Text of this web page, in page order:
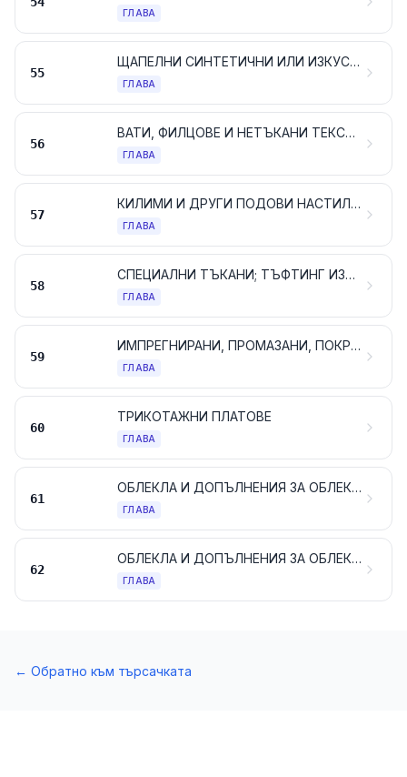
ГЛАВА
55
ЩАПЕЛНИ СИНТЕТИЧНИ ИЛИ ИЗКУСТВЕНИ ВЛАКНА
ГЛАВА
56
ВАТИ, ФИЛЦОВЕ И НЕТЪКАНИ ТЕКСТИЛНИ МАТЕРИАЛИ; СПЕЦИАЛНИ ПРЕЖДИ; КАНАПИ, ВЪЖЕТА И ДЕБЕЛИ ВЪЖЕТА; АРТИКУЛИ НА ВЪЖАРСТВОТО
ГЛАВА
57
КИЛИМИ И ДРУГИ ПОДОВИ НАСТИЛКИ ОТ ТЕКСТИЛНИ МАТЕРИАЛИ
ГЛАВА
58
СПЕЦИАЛНИ ТЪКАНИ; ТЪФТИНГ ИЗДЕЛИЯ; ДАНТЕЛИ; ГОБЛЕНИ; ПАСМАНТЕРИЯ; БРОДЕРИИ
ГЛАВА
59
ИМПРЕГНИРАНИ, ПРОМАЗАНИ, ПОКРИТИ ИЛИ ЛАМИНИРАНИ ТЪКАНИ; ТЕХНИЧЕСКИ АРТИКУЛИ ОТ ТЕКСТИЛНИ МАТЕРИАЛИ
ГЛАВА
60
ТРИКОТАЖНИ ПЛАТОВЕ
ГЛАВА
61
ОБЛЕКЛА И ДОПЪЛНЕНИЯ ЗА ОБЛЕКЛА, ТРИКОТАЖНИ ИЛИ ПЛЕТЕНИ
ГЛАВА
62
ОБЛЕКЛА И ДОПЪЛНЕНИЯ ЗА ОБЛЕКЛАТА, РАЗЛИЧНИ ОТ ТРИКОТАЖНИТЕ ИЛИ ПЛЕТЕНИТЕ
ГЛАВА
← Обратно към търсачката